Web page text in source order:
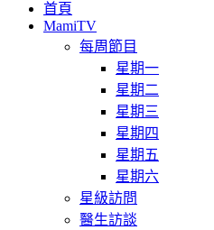
首頁
MamiTV
每周節目
星期一
星期二
星期三
星期四
星期五
星期六
星級訪問
醫生訪談